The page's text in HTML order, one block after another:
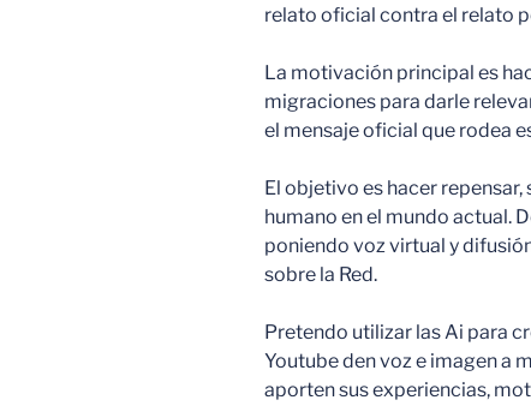
relato oficial contra el relato
La motivación principal es
migraciones para darle
el mensaje oficial que rodea
El objetivo es hacer
humano en el mundo actual.
poniendo voz virtual y
sobre la Red.
Pretendo utilizar las Ai para
Youtube den voz e imagen a
aporten sus experiencias,